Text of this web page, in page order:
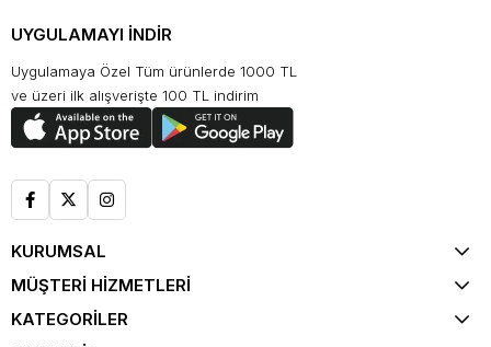
UYGULAMAYI İNDİR
Uygulamaya Özel Tüm ürünlerde 1000 TL
ve üzeri ilk alışverişte 100 TL indirim
KURUMSAL
MÜŞTERİ HİZMETLERİ
KATEGORİLER